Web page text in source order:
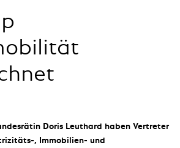
Doris Leuthard haben Vertreter
, Immobilien- und